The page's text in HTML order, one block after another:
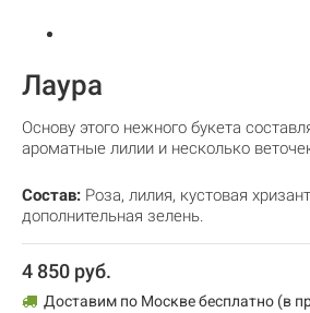
Лаура
Основу этого нежного букета
ароматные лилии и несколько
Состав: Роза, лилия, кустовая
дополнительная зелень.
4 850 руб.
Доставим по Москве бесплатно (в